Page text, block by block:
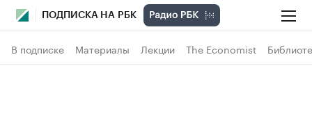
ПОДПИСКА НА РБК
В подписке Материалы Лекции The Economist